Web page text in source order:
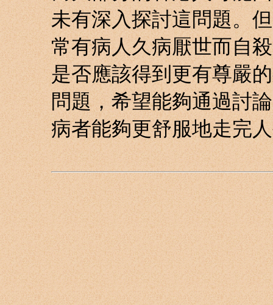
未有深入探討這問題。
常有病人久病厭世而自
是否應該得到更有尊嚴
問題，希望能夠通過討
病者能夠更舒服地走完